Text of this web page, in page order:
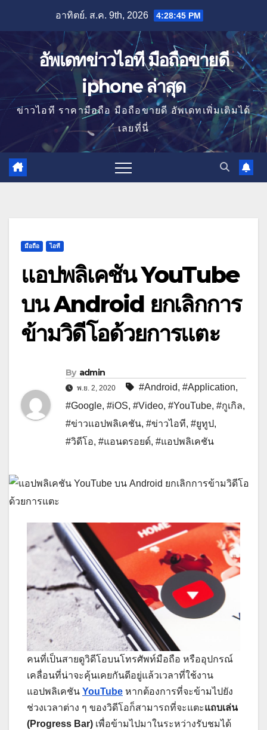
content
อาทิตย์. ส.ค. 9th, 2026 4:28:46 PM
อัพเดทข่าวไอที มือถือขายดี
iphone ล่าสุด
ข่าวไอที ราคามือถือ มือถือขายดี อัพเดทเพิ่มเติมได้
เลยที่นี่
มือถือ ไอที
แอปพลิเคชัน YouTube
บน Android ยกเลิกการ
ข้ามวิดีโอด้วยการแตะ
By admin
พ.ย. 2, 2020 #Android, #Application,
#Google, #iOS, #Video, #YouTube, #กูเกิล,
#ข่าวแอปพลิเคชัน, #ข่าวไอที, #ยูทูป,
#วิดีโอ, #แอนดรอยด์, #แอปพลิเคชัน
คนที่เป็นสายดูวิดีโอบนโทรศัพท์มือถือ หรืออุปกรณ์
เคลื่อนที่น่าจะคุ้นเคยกันดีอยู่แล้วเวลาที่ใช้งาน
แอปพลิเคชัน YouTube หากต้องการที่จะข้ามไปยัง
ช่วงเวลาต่าง ๆ ของวิดีโอก็สามารถที่จะแตะแถบเล่น
(Progress Bar) เพื่อข้ามไปมาในระหว่างรับชมได้